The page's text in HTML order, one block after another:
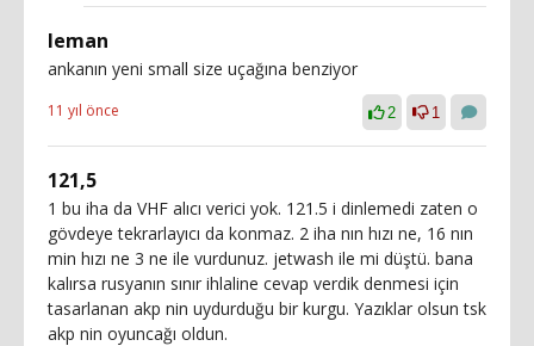
leman
ankanın yeni small size uçağına benziyor
11 yıl önce 2 1
121,5
1 bu iha da VHF alıcı verici yok. 121.5 i dinlemedi zaten o
gövdeye tekrarlayıcı da konmaz. 2 iha nın hızı ne, 16 nın
min hızı ne 3 ne ile vurdunuz. jetwash ile mi düştü. bana
kalırsa rusyanın sınır ihlaline cevap verdik denmesi için
tasarlanan akp nin uydurduğu bir kurgu. Yazıklar olsun tsk
akp nin oyuncağı oldun.